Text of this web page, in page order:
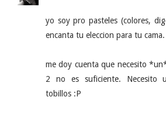
yo soy pro pasteles (colores,
encanta tu eleccion para tu cama.
me doy cuenta que necesito
2 no es suficiente. Necesito
tobillos :P